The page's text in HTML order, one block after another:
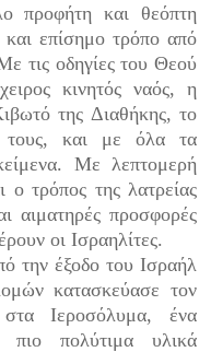
προφήτη και θεόπτη
επίσημο τρόπο από
τις οδηγίες του Θεού
κινητός ναός, η
της Διαθήκης, το
τους, και με όλα τα
Με λεπτομερή
τρόπος της λατρείας
αιματηρές προσφορές
οι Ισραηλίτες.
την έξοδο του Ισραήλ
κατασκεύασε τον
Ιεροσόλυμα, ένα
πολύτιμα υλικά